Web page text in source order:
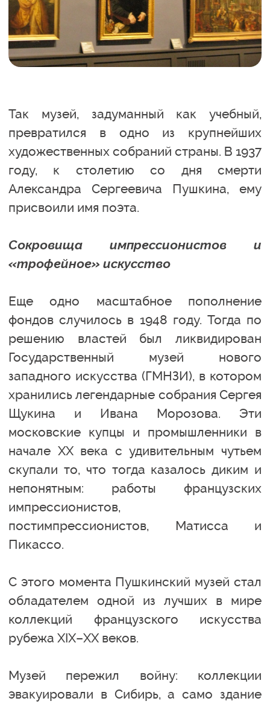
Так музей, задуманный как учебный,
превратился в одно из крупнейших
художественных собраний страны. В 1937
году, к столетию со дня смерти
Александра Сергеевича Пушкина, ему
присвоили имя поэта.
Сокровища импрессионистов и
«трофейное» искусство
Еще одно масштабное пополнение
фондов случилось в 1948 году. Тогда по
решению властей был ликвидирован
Государственный музей нового
западного искусства (ГМНЗИ), в котором
хранились легендарные собрания Сергея
Щукина и Ивана Морозова. Эти
московские купцы и промышленники в
начале XX века с удивительным чутьем
скупали то, что тогда казалось диким и
непонятным: работы французских
импрессионистов,
постимпрессионистов, Матисса и
Пикассо.
С этого момента Пушкинский музей стал
обладателем одной из лучших в мире
коллекций французского искусства
рубежа XIX–XX веков.
Музей пережил войну: коллекции
эвакуировали в Сибирь, а само здание